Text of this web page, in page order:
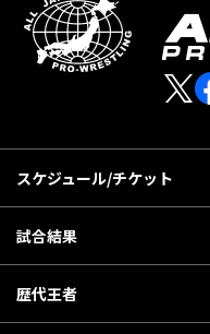
スケジュール/チケット
歴代王者
試合結果